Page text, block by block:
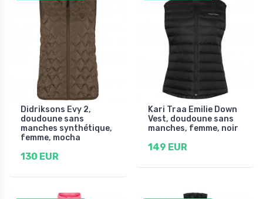
Didriksons Evy 2,
doudoune sans
manches synthétique,
femme, mocha
130 EUR
Kari Traa Emilie Down
Vest, doudoune sans
manches, femme, noir
149 EUR